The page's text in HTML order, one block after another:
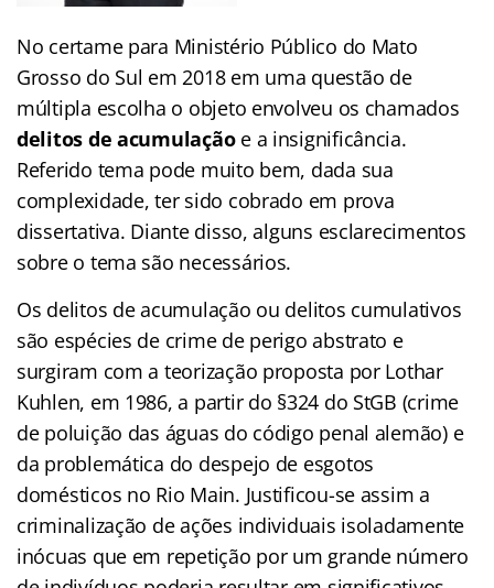
No certame para Ministério Público do Mato
Grosso do Sul em 2018 em uma questão de
múltipla escolha o objeto envolveu os chamados
delitos de acumulaçãoe a insignificância.
Referido tema pode muito bem, dada sua
complexidade, ter sido cobrado em prova
dissertativa. Diante disso, alguns esclarecimentos
sobre o tema são necessários.
Os delitos de acumulação ou delitos cumulativos
são espécies de crime de perigo abstrato e
surgiram com a teorização proposta por Lothar
Kuhlen, em 1986, a partir do §324 do StGB (crime
de poluição das águas do código penal alemão) e
da problemática do despejo de esgotos
domésticos no Rio Main. Justificou-se assim a
criminalização de ações individuais isoladamente
inócuas que em repetição por um grande número